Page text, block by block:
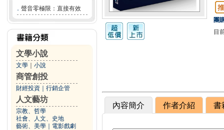
． 聲音零極限：直接有效
文學小說
文學 小說
商管創投
財經投資 行銷企管
人文藝坊
宗教、哲學
社會、人文、史地
藝術、美學
電影戲劇
團
目
內容簡介 作者介紹 書